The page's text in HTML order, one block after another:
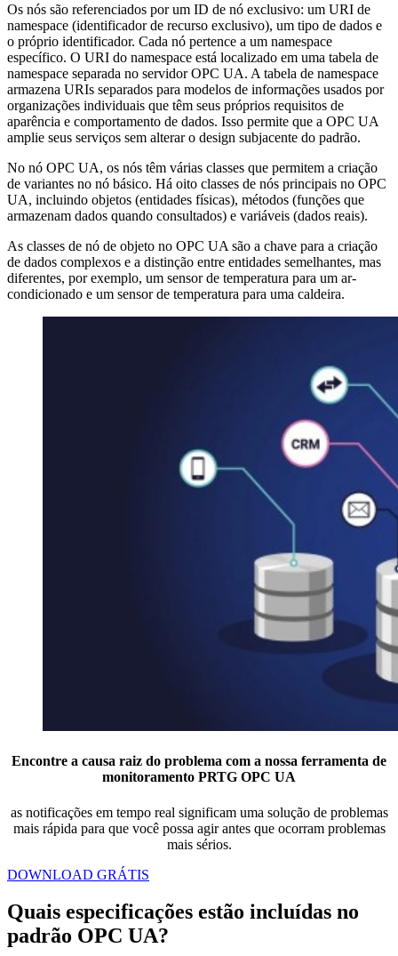
Os nós são referenciados por um ID de nó exclusivo: um URI de
namespace (identificador de recurso exclusivo), um tipo de dados e
o próprio identificador. Cada nó pertence a um namespace
específico. O URI do namespace está localizado em uma tabela de
namespace separada no servidor OPC UA. A tabela de namespace
armazena URIs separados para modelos de informações usados por
organizações individuais que têm seus próprios requisitos de
aparência e comportamento de dados. Isso permite que a OPC UA
amplie seus serviços sem alterar o design subjacente do padrão.
No nó OPC UA, os nós têm várias classes que permitem a criação
de variantes no nó básico. Há oito classes de nós principais no OPC
UA, incluindo objetos (entidades físicas), métodos (funções que
armazenam dados quando consultados) e variáveis (dados reais).
As classes de nó de objeto no OPC UA são a chave para a criação
de dados complexos e a distinção entre entidades semelhantes, mas
diferentes, por exemplo, um sensor de temperatura para um ar-
condicionado e um sensor de temperatura para uma caldeira.
Encontre a causa raiz do problema com a nossa ferramenta de
monitoramento PRTG OPC UA
as notificações em tempo real significam uma solução de problemas
mais rápida para que você possa agir antes que ocorram problemas
mais sérios.
DOWNLOAD GRÁTIS
Quais especificações estão incluídas no
padrão OPC UA?